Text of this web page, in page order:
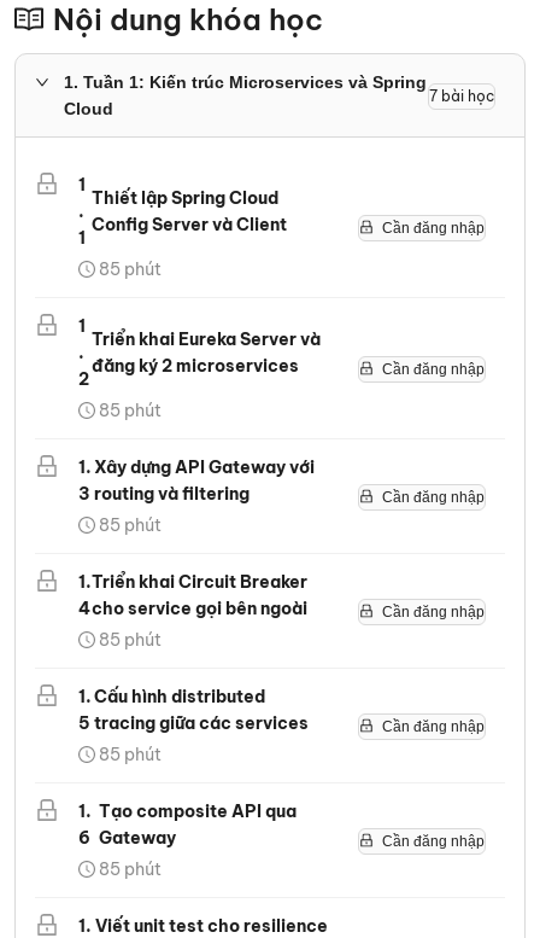
Nội dung khóa học
1. Tuần 1: Kiến trúc Microservices và Spring
Cloud
7 bài học
1
.
1
Thiết lập Spring Cloud
Config Server và Client
85 phút
Cần đăng nhập
1
.
2
Triển khai Eureka Server và
đăng ký 2 microservices
85 phút
Cần đăng nhập
1.
3
Xây dựng API Gateway với
routing và filtering
85 phút
Cần đăng nhập
1.
4
Triển khai Circuit Breaker
cho service gọi bên ngoài
85 phút
Cần đăng nhập
1.
5
Cấu hình distributed
tracing giữa các services
85 phút
Cần đăng nhập
1.
6
Tạo composite API qua
Gateway
85 phút
Cần đăng nhập
1. Viết unit test cho resilience